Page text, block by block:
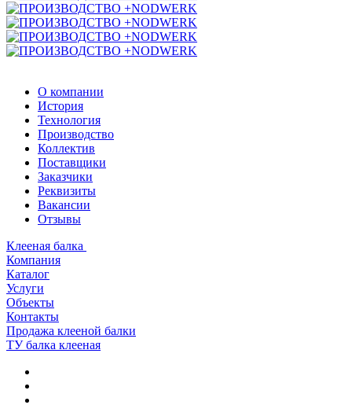
О компании
История
Технология
Производство
Коллектив
Поставщики
Заказчики
Реквизиты
Вакансии
Отзывы
Клееная балка
Компания
Каталог
Услуги
Объекты
Контакты
Продажа клееной балки
ТУ балка клееная